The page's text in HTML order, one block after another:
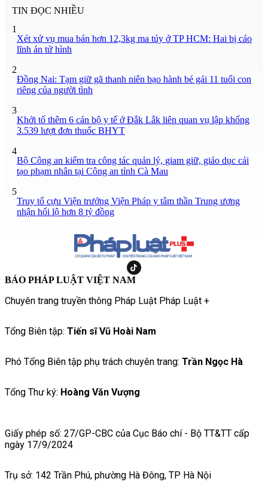
TIN ĐỌC NHIỀU
1
Xét xử vụ mua bán hơn 12,3kg ma túy ở TP HCM: Hai bị cáo
lĩnh án tử hình
2
Đồng Nai: Tạm giữ gã thanh niên bạo hành bé gái 11 tuổi con
riêng của người tình
3
Khởi tố thêm 6 cán bộ y tế ở Đắk Lắk liên quan vụ lập khống
3.539 lượt đơn thuốc BHYT
4
Bộ Công an kiểm tra công tác quản lý, giam giữ, giáo dục cải
tạo phạm nhân tại Công an tỉnh Cà Mau
5
Truy tố cựu Viện trưởng Viện Pháp y tâm thần Trung ương
nhận hối lộ hơn 8 tỷ đồng
BÁO PHÁP LUẬT VIỆT NAM
Chuyên trang truyền thông Pháp Luật Pháp Luật +
Tổng Biên tập: Tiến sĩ Vũ Hoài Nam
Phó Tổng Biên tập phụ trách chuyên trang: Trần Ngọc Hà
Tổng Thư ký: Hoàng Văn Vượng
Giấy phép số: 27/GP-CBC của Cục Báo chí - Bộ TT&TT cấp
ngày 17/9/2024
Trụ sở: 142 Trần Phú, phường Hà Đông, TP Hà Nội